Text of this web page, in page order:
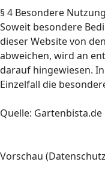
§ 4 Besondere
Soweit besondere
dieser Website von
abweichen, wird an
darauf hingewiesen.
Einzelfall die
Quelle: Gartenbista.de
Vorschau